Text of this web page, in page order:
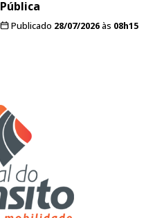
Pública
Publicado 28/07/2026às 08h15